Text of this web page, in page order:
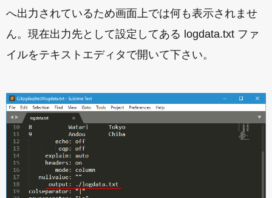
へ出力されているため画面上では何も表示されませ
ん。現在出力先として設定してある logdata.txt ファ
イルをテキストエディタで開いて下さい。